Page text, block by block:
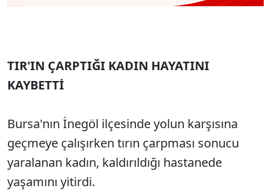
TIR'IN ÇARPTIĞI KADIN HAYATINI
KAYBETTİ
Bursa'nın İnegöl ilçesinde yolun karşısına
geçmeye çalışırken tırın çarpması sonucu
yaralanan kadın, kaldırıldığı hastanede
yaşamını yitirdi.